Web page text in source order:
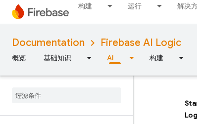
构建 运行 解决
Documentation Firebase AI Logic
概览 基础知识 AI 构建